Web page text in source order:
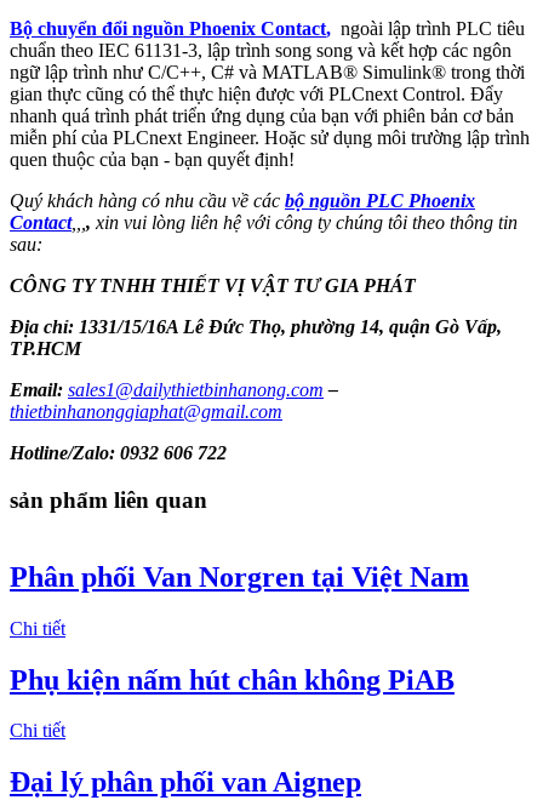
Bộ chuyển đổi nguồn Phoenix Contact, ngoài lập trình PLC tiêu
chuẩn theo IEC 61131-3, lập trình song song và kết hợp các ngôn
ngữ lập trình như C/C++, C# và MATLAB® Simulink® trong thời
gian thực cũng có thể thực hiện được với PLCnext Control. Đẩy
nhanh quá trình phát triển ứng dụng của bạn với phiên bản cơ bản
miễn phí của PLCnext Engineer. Hoặc sử dụng môi trường lập trình
quen thuộc của bạn - bạn quyết định!
Quý khách hàng có nhu cầu về các bộ nguồn PLC Phoenix
Contact,,, , xin vui lòng liên hệ với công ty chúng tôi theo thông tin
sau:
CÔNG TY TNHH THIẾT VỊ VẬT TƯ GIA PHÁT
Địa chỉ: 1331/15/16A Lê Đức Thọ, phường 14, quận Gò Vấp,
TP.HCM
Email: sales1@dailythietbinhanong.com –
thietbinhanonggiaphat@gmail.com
Hotline/Zalo: 0932 606 722
sản phẩm liên quan
Phân phối Van Norgren tại Việt Nam
Chi tiết
Phụ kiện nấm hút chân không PiAB
Chi tiết
Đại lý phân phối van Aignep